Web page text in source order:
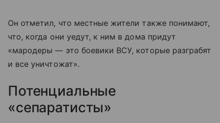
Он отметил, что местные жители также понимают,
что, когда они уедут, к ним в дома придут
«мародеры — это боевики ВСУ, которые разграбят
и все уничтожат».
Потенциальные
«сепаратисты»